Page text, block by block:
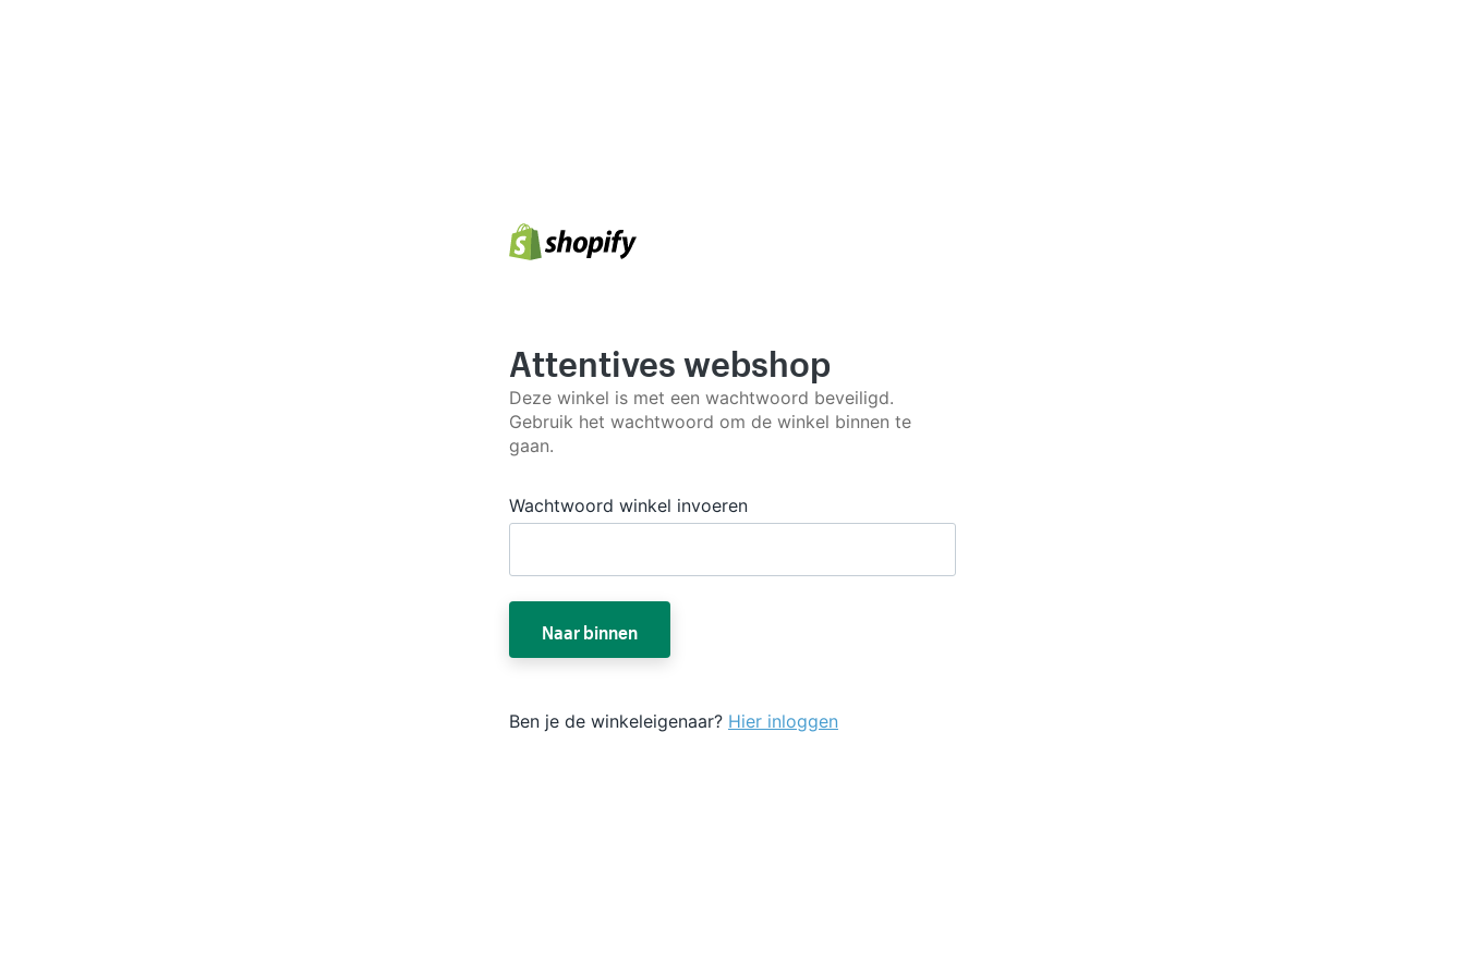
Attentives webshop
Deze winkel is met een wachtwoord beveiligd.
Gebruik het wachtwoord om de winkel binnen te
gaan.
Wachtwoord winkel invoeren
Naar binnen
Ben je de winkeleigenaar? Hier inloggen